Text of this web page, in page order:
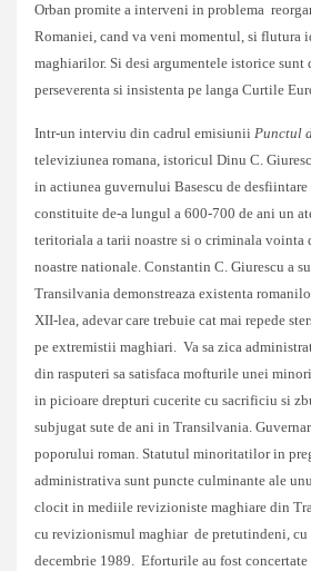
Orban promite a interveni in problema
Romaniei, cand va veni momentul, si flutura
maghiarilor. Si desi argumentele istorice sunt
perseverenta si insistenta pe langa Curtile
Intr-un interviu din cadrul emisiunii Punctul
televiziunea romana, istoricul Dinu C.
in actiunea guvernului Basescu de
constituite de-a lungul a 600-700 de ani un
teritoriala a tarii noastre si o criminala vointa
noastre nationale. Constantin C. Giurescu a
Transilvania demonstreaza existenta
XII-lea, adevar care trebuie cat mai repede
pe extremistii maghiari. Va sa zica
din rasputeri sa satisfaca mofturile unei
in picioare drepturi cucerite cu sacrificiu si
subjugat sute de ani in Transilvania.
poporului roman. Statutul minoritatilor in
administrativa sunt puncte culminante ale
clocit in mediile revizioniste maghiare din
cu revizionismul maghiar de pretutindeni,
decembrie 1989. Eforturile au fost